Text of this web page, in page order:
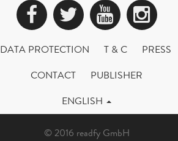
Facebook
Twitter
DATA PROTECTION T & C
PRESS
CONTACT
PUBLISHER
ENGLISH
© 2016 readfy GmbH